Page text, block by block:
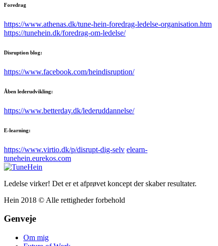
Foredrag
https://www.athenas.dk/tune-hein-foredrag-ledelse-organisation.htm
https://tunehein.dk/foredrag-om-ledelse/
Disruption blog:
https://www.facebook.com/heindisruption/
Åben lederudvikling:
https://www.betterday.dk/lederuddannelse/
E-learning:
https://www.virtio.dk/p/disrupt-dig-selv elearn-
tunehein.eurekos.com
Ledelse virker! Det er et afprøvet koncept der skaber resultater.
Hein 2018 © Alle rettigheder forbehold
Genveje
Om mig